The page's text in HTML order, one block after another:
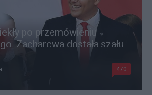
po przemówieniu
Zacharowa dostała szału
470